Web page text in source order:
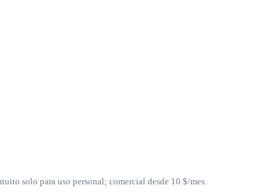
solo para uso personal; comercial desde 10 $/mes.